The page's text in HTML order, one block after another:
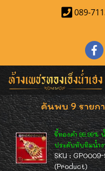
089-
ค้นพบ 9 รายกา
จี้ทองคำ 99.99%
ประดับทับทิมน้ำง
SKU :
(Product)